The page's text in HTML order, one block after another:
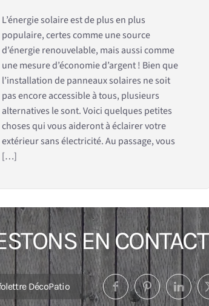
L’énergie solaire est de plus en plus
populaire, certes comme une source
d’énergie renouvelable, mais aussi comme
une mesure d’économie d’argent ! Bien que
l’installation de panneaux solaires ne soit
pas encore accessible à tous, plusieurs
alternatives le sont. Voici quelques petites
choses qui vous aideront à éclairer votre
extérieur sans électricité. Au passage, vous
[…]
EN CONTACT
DécoPatio